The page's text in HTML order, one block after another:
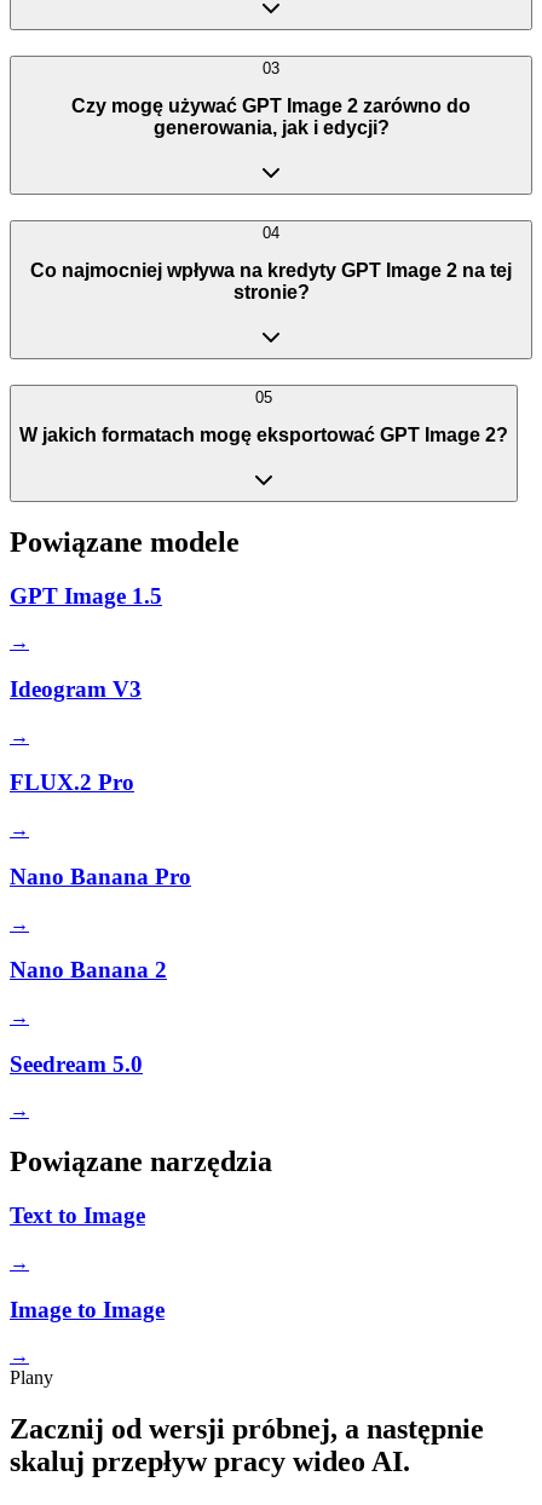
03
Czy mogę używać GPT Image 2 zarówno do
generowania, jak i edycji?
04
Co najmocniej wpływa na kredyty GPT Image 2 na tej
stronie?
05
W jakich formatach mogę eksportować GPT Image 2?
Powiązane modele
GPT Image 1.5
→
Ideogram V3
→
FLUX.2 Pro
→
Nano Banana Pro
→
Nano Banana 2
→
Seedream 5.0
→
Powiązane narzędzia
Text to Image
→
Image to Image
→
Plany
Zacznij od wersji próbnej, a następnie
skaluj przepływ pracy wideo AI.